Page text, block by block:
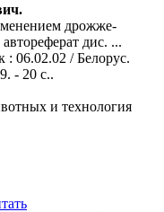
дрожже-
дис. ...
: 06.02.02 / Белорус.
- 20 с..
и технология